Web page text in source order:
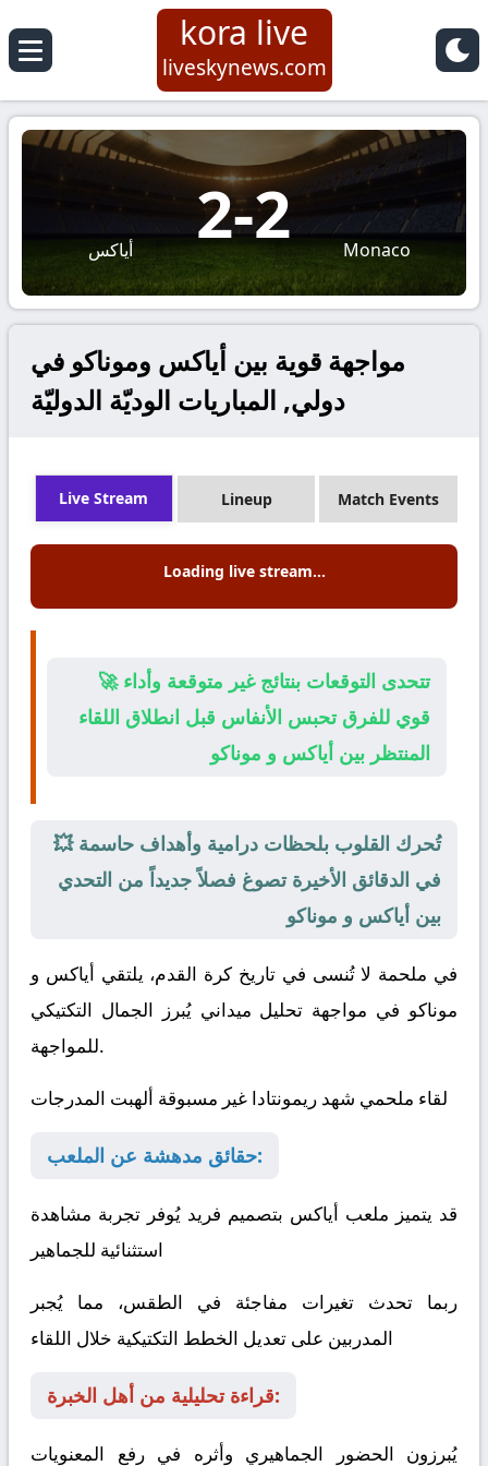
kora live
liveskynews.com
أياكس 2-2 Monaco
مواجهة قوية بين أياكس وموناكو في
دولي, المباريات الوديّة الدوليّة
Live Stream Lineup Match Events
Loading live stream...
🚀 تتحدى التوقعات بنتائج غير متوقعة وأداء
قوي للفرق تحبس الأنفاس قبل انطلاق اللقاء
المنتظر بين أياكس و موناكو
💥 تُحرك القلوب بلحظات درامية وأهداف حاسمة
في الدقائق الأخيرة تصوغ فصلاً جديداً من التحدي
بين أياكس و موناكو
في ملحمة لا تُنسى في تاريخ كرة القدم، يلتقي أياكس و
موناكو في مواجهة تحليل ميداني يُبرز الجمال التكتيكي
للمواجهة.
لقاء ملحمي شهد ريمونتادا غير مسبوقة ألهبت المدرجات
حقائق مدهشة عن الملعب:
قد يتميز ملعب أياكس بتصميم فريد يُوفر تجربة مشاهدة
استثنائية للجماهير
ربما تحدث تغيرات مفاجئة في الطقس، مما يُجبر
المدربين على تعديل الخطط التكتيكية خلال اللقاء
قراءة تحليلية من أهل الخبرة:
يُبرزون الحضور الجماهيري وأثره في رفع المعنويات